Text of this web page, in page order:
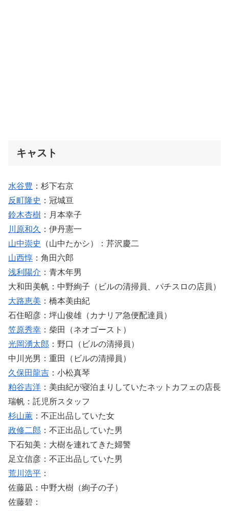
キャスト
水谷豊 ：杉下右京
反町隆史 ：冠城亘
鈴木杏樹 ：月本幸子
川原和久
：伊丹憲一
山中崇史
（山中たかシ）：芹沢慶二
山西惇 ：角田六郎
浅利陽介 ：青木年男
大和田美帆：中野絢子（ビルの清掃員、パチスロの店員）
大路恵美 ：橋本美由紀
石住昭彦：坪山俊雄（カナリア急便配達員）
笠原秀幸 ：柴田（ネオゴースト）
光岡湧太郎 ：野口（ビルの清掃員）
中川光男：重田（ビルの清掃員）
久保田龍吉 ：小松真琴
粕谷吉洋 ：美由紀が寝泊まりしていたネットカフェの店長
瑞帆：託児所スタッフ
杉山薫 ：不正出品していた女
政修二郎 ：不正出品していた男
下石知美：大樹を連れてきた婦警
足立信彦：不正出品していた男
荒川浩平 ：
佐藤凪：中野大樹（絢子の子）
佐藤碧：